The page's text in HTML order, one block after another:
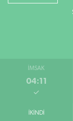
İMSAK
04:11
İKINDI